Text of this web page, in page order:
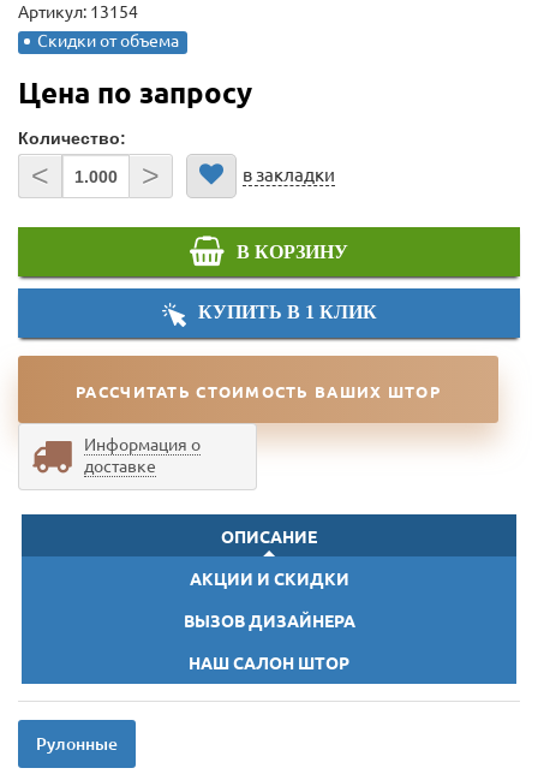
Артикул: 13154
Скидки от объема
Цена по запросу
Количество:
< > в закладки
В КОРЗИНУ
КУПИТЬ В 1 КЛИК
РАССЧИТАТЬ СТОИМОСТЬ ВАШИХ ШТОР
Информация о
доставке
ОПИСАНИЕ
АКЦИИ И СКИДКИ
ВЫЗОВ ДИЗАЙНЕРА
НАШ САЛОН ШТОР
Рулонные